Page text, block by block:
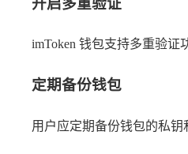
imToken 钱包支持多重验
定期备份钱包
用户应定期备份钱包的私